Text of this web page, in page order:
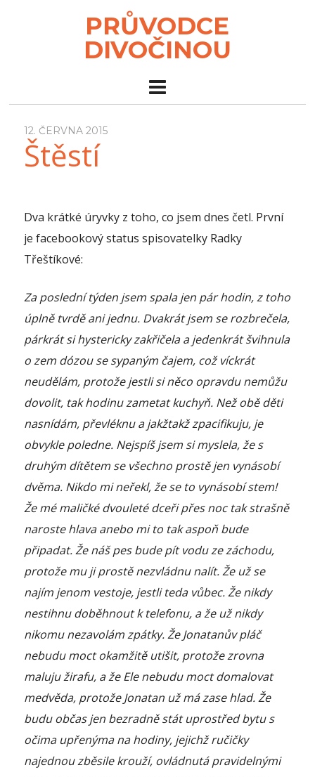
PRŮVODCE
DIVOČINOU
12. ČERVNA 2015
Štěstí
Dva krátké úryvky z toho, co jsem dnes četl. První
je facebookový status spisovatelky Radky
Třeštíkové:
Za poslední týden jsem spala jen pár hodin, z toho
úplně tvrdě ani jednu. Dvakrát jsem se rozbrečela,
párkrát si hystericky zakřičela a jedenkrát švihnula
o zem dózou se sypaným čajem, což víckrát
neudělám, protože jestli si něco opravdu nemůžu
dovolit, tak hodinu zametat kuchyň. Než obě děti
nasnídám, převléknu a jakžtakž zpacifikuju, je
obvykle poledne. Nejspíš jsem si myslela, že s
druhým dítětem se všechno prostě jen vynásobí
dvěma. Nikdo mi neřekl, že se to vynásobí stem!
Že mé maličké dvouleté dceři přes noc tak strašně
naroste hlava anebo mi to tak aspoň bude
připadat. Že náš pes bude pít vodu ze záchodu,
protože mu ji prostě nezvládnu nalít. Že už se
najím jenom vestoje, jestli teda vůbec. Že nikdy
nestihnu doběhnout k telefonu, a že už nikdy
nikomu nezavolám zpátky. Že Jonatanův pláč
nebudu moct okamžitě utišit, protože zrovna
maluju žirafu, a že Ele nebudu moct domalovat
medvěda, protože Jonatan už má zase hlad. Že
budu občas jen bezradně stát uprostřed bytu s
očima upřenýma na hodiny, jejichž ručičky
najednou zběsile krouží, ovládnutá pravidelnými